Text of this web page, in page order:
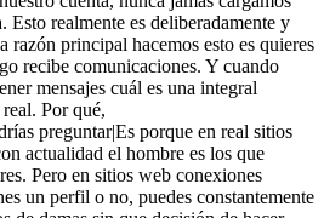
Esto realmente es deliberadamente y
razón principal hacemos esto es quieres
recibe comunicaciones. Y cuando
mensajes cuál es una integral
Por qué,
preguntar|Es porque en real sitios
actualidad el hombre es los que
Pero en sitios web conexiones
un perfil o no, puedes constantemente